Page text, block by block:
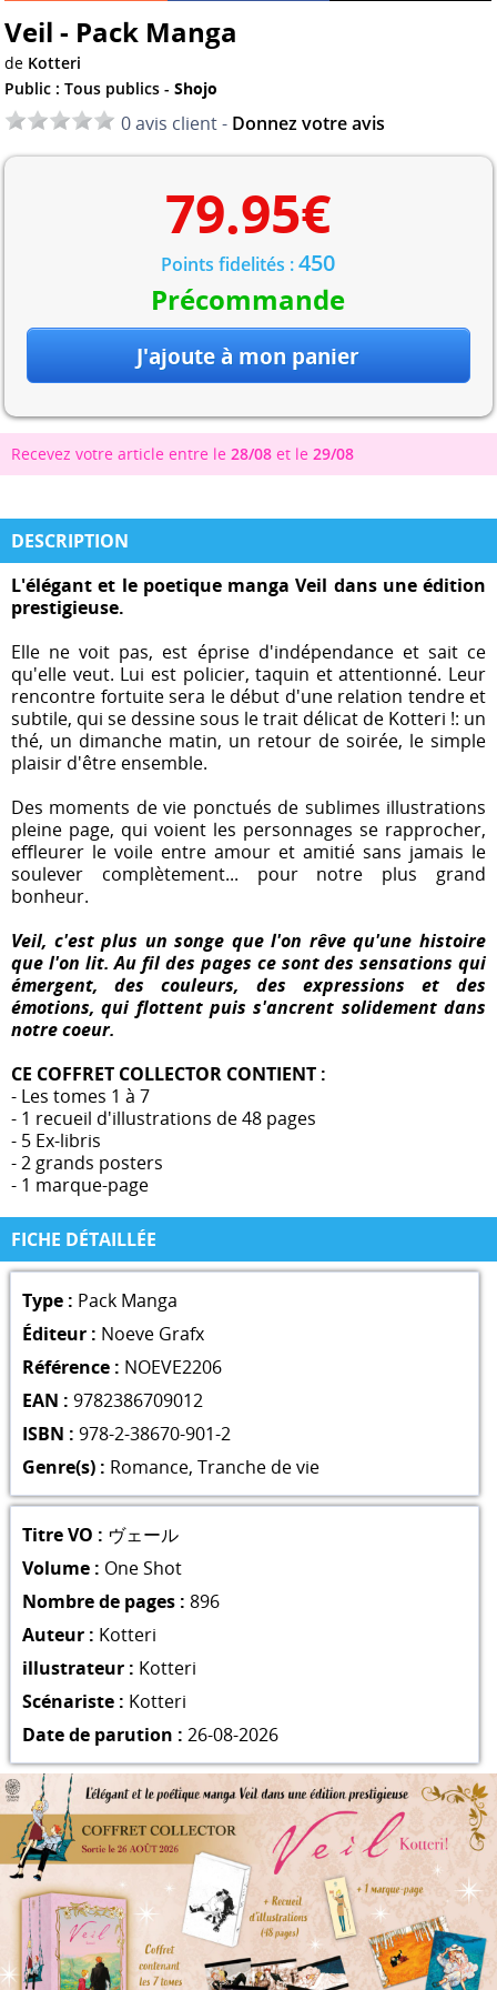
Veil - Pack Manga
de Kotteri
Public : Tous publics -Shojo
0 avis client - Donnez votre avis
79.95€
Points fidelités :450
Précommande
Recevez votre article entre le 28/08 et le 29/08
DESCRIPTION
L'élégant et le poetique manga Veil dans une édition
prestigieuse.
Elle ne voit pas, est éprise d'indépendance et sait ce
qu'elle veut. Lui est policier, taquin et attentionné. Leur
rencontre fortuite sera le début d'une relation tendre et
subtile, qui se dessine sous le trait délicat de Kotteri !: un
thé, un dimanche matin, un retour de soirée, le simple
plaisir d'être ensemble.
Des moments de vie ponctués de sublimes illustrations
pleine page, qui voient les personnages se rapprocher,
effleurer le voile entre amour et amitié sans jamais le
soulever complètement... pour notre plus grand
bonheur.
Veil, c'est plus un songe que l'on rêve qu'une histoire
que l'on lit. Au fil des pages ce sont des sensations qui
émergent, des couleurs, des expressions et des
émotions, qui flottent puis s'ancrent solidement dans
notre coeur.
CE COFFRET COLLECTOR CONTIENT :
- Les tomes 1 à 7
- 1 recueil d'illustrations de 48 pages
- 5 Ex-libris
- 2 grands posters
- 1 marque-page
FICHE DÉTAILLÉE
Type : Pack Manga
Éditeur : Noeve Grafx
Référence : NOEVE2206
EAN : 9782386709012
ISBN : 978-2-38670-901-2
Genre(s) : Romance, Tranche de vie
Titre VO : ヴェール
Volume : One Shot
Nombre de pages : 896
Auteur : Kotteri
illustrateur : Kotteri
Scénariste : Kotteri
Date de parution : 26-08-2026